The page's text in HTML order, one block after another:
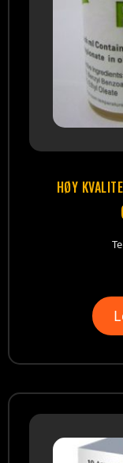
HØY